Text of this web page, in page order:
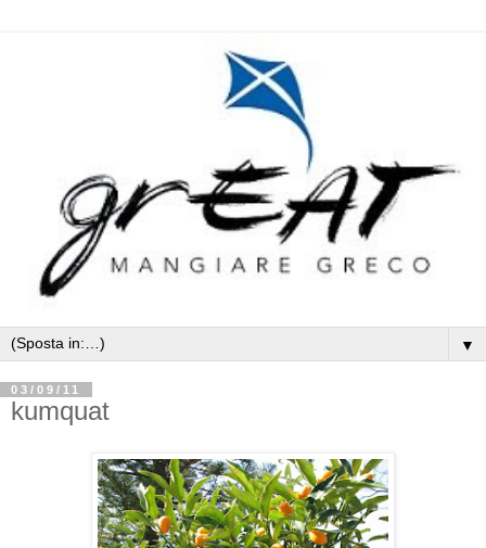
▼
03/09/11
kumquat